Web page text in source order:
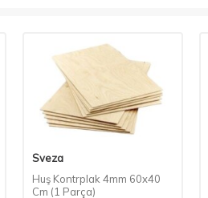
Sveza
Huş Kontrplak 4mm 60x40
Cm (1 Parça)